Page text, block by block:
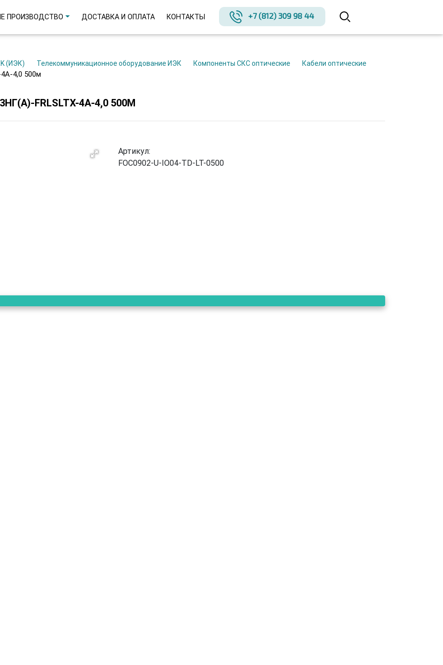
ПРОИЗВОДСТВО ДОСТАВКА И ОПЛАТА КОНТАКТЫ +7 (812) 309 98 44
(ИЭК) Телекоммуникационное оборудование ИЭК Компоненты СКС оптические Кабели оптические
4,0 500м
FRLSLTX-4A-4,0 500М
Артикул:
FOC0902-U-IO04-TD-LT-0500